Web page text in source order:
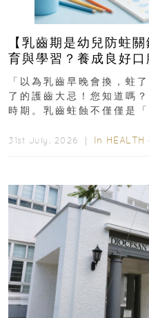
【乳齒期是幼兒防蛀
育與學習？養成良好口腔習慣，
瑯質 兒童牙膏防護指南
「以為乳齒早晚會換，蛀
了的護齒大忌！您知道嗎
時期。乳齒蛀蝕不僅僅是
31st July, 2026 ｜ In HEALTH